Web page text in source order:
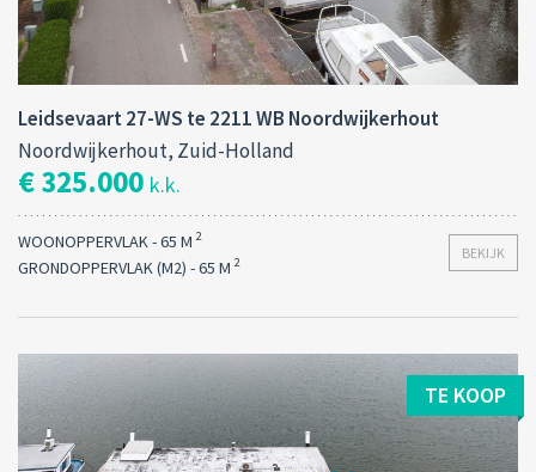
Leidsevaart 27-WS te 2211 WB Noordwijkerhout
Noordwijkerhout, Zuid-Holland
€ 325.000 k.k.
BEKIJK
WOONOPPERVLAK - 65 M 2
GRONDOPPERVLAK (M2) - 65 M 2
TE KOOP